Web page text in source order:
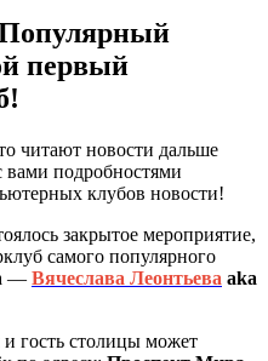
первый
читают новости дальше
вами подробностями
клубов новости!
закрытое мероприятие,
самого популярного
— Вячеслава Леонтьева aka
гость столицы может